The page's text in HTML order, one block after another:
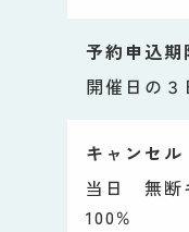
予約申込期
開催日の３
キャンセル
当日 無断
100%